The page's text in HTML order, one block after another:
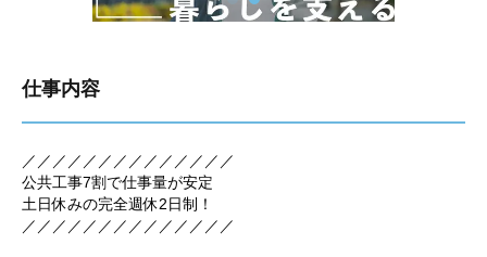
仕事内容
／／／／／／／／／／／／／／
公共工事7割で仕事量が安定
土日休みの完全週休2日制！
／／／／／／／／／／／／／／